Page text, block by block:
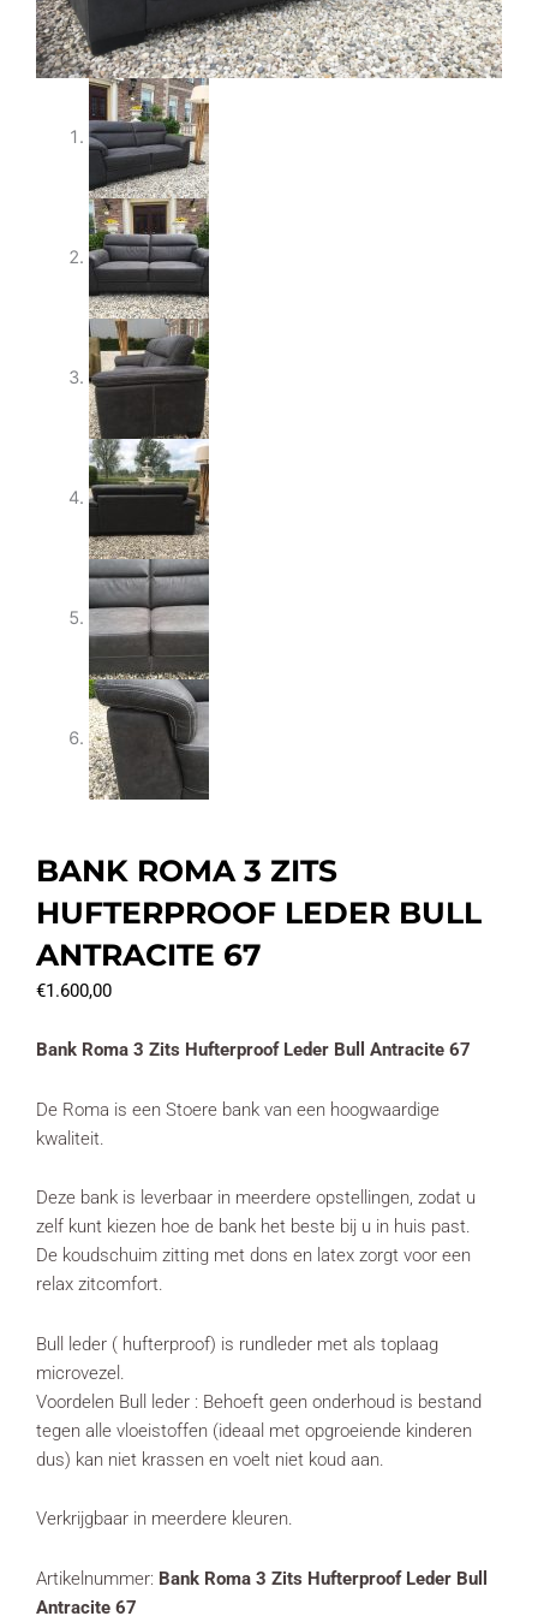
BANK ROMA 3 ZITS
HUFTERPROOF LEDER BULL
ANTRACITE 67
€1.600,00
Bank Roma 3 Zits Hufterproof Leder Bull Antracite 67
De Roma is een Stoere bank van een hoogwaardige
kwaliteit.
Deze bank is leverbaar in meerdere opstellingen, zodat u
zelf kunt kiezen hoe de bank het beste bij u in huis past.
De koudschuim zitting met dons en latex zorgt voor een
relax zitcomfort.
Bull leder ( hufterproof) is rundleder met als toplaag
microvezel.
Voordelen Bull leder : Behoeft geen onderhoud is bestand
tegen alle vloeistoffen (ideaal met opgroeiende kinderen
dus) kan niet krassen en voelt niet koud aan.
Verkrijgbaar in meerdere kleuren.
Artikelnummer: Bank Roma 3 Zits Hufterproof Leder Bull
Antracite 67